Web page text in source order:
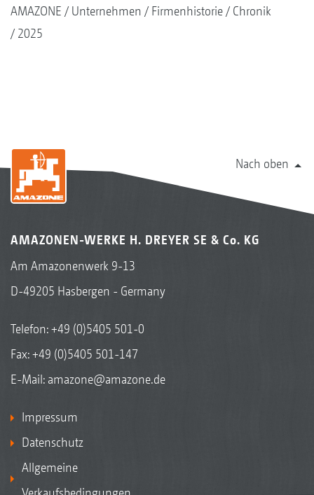
AMAZONE Unternehmen Firmenhistorie
Chronik
2025
Nach oben
AMAZONEN-WERKE H. DREYER SE & Co. KG
Am Amazonenwerk 9-13
D-49205 Hasbergen - Germany
Telefon:+49 (0)5405 501-0
Fax: +49 (0)5405 501-147
E-Mail: amazone@amazone.de
Impressum
Datenschutz
Allgemeine